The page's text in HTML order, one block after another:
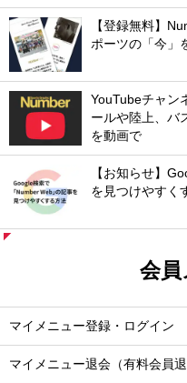
【登録無料】
ポーツの「今」
YouTubeチャン
ールや陸上、バ
を動画で
【お知らせ】
を見つけやすく
会
マイメニュー登録・ログイン
マイメニュー退会（有料会員退